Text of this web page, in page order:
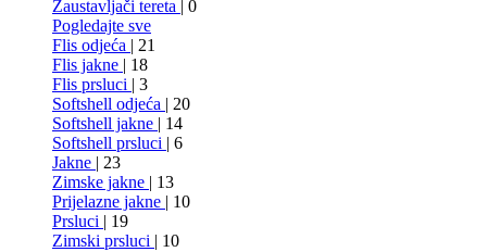
Zaustavljači tereta | 0
Pogledajte sve
Flis odjeća | 21
Flis jakne | 18
Flis prsluci | 3
Softshell odjeća | 20
Softshell jakne | 14
Softshell prsluci | 6
Jakne | 23
Zimske jakne | 13
Prijelazne jakne | 10
Prsluci | 19
Zimski prsluci | 10